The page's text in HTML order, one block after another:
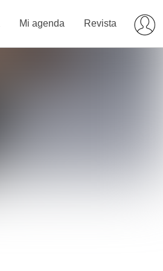
Mi agenda Revista